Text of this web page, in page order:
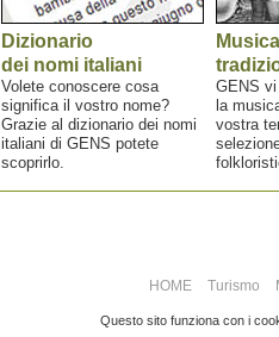
Dizionario
dei nomi italiani
Volete conoscere cosa
significa il vostro nome?
Grazie al dizionario dei nomi
italiani di GENS potete
scoprirlo.
Musica
GENS
la
vostra
HOME Turismo
Questo sito funziona con i